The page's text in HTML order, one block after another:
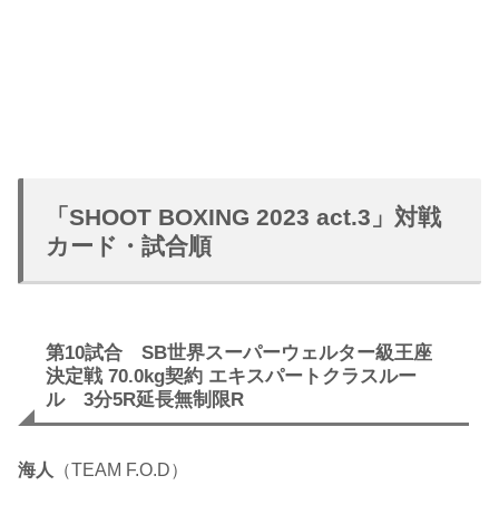
「SHOOT BOXING 2023 act.3」対戦
カード・試合順
第10試合 SB世界スーパーウェルター級王座
決定戦 70.0kg契約 エキスパートクラスルー
ル 3分5R延長無制限R
海人 （TEAM F.O.D）